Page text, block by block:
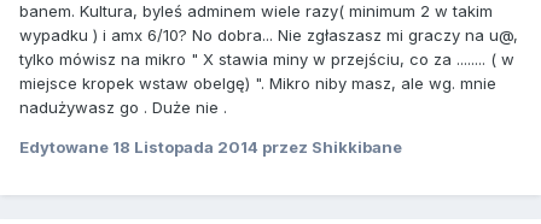
banem. Kultura, byleś adminem wiele razy( minimum 2 w takim
wypadku ) i amx 6/10? No dobra... Nie zgłaszasz mi graczy na u@,
tylko mówisz na mikro " X stawia miny w przejściu, co za ........ ( w
miejsce kropek wstaw obelgę) ". Mikro niby masz, ale wg. mnie
nadużywasz go . Duże nie .
Edytowane 18 Listopada 2014 przez Shikkibane